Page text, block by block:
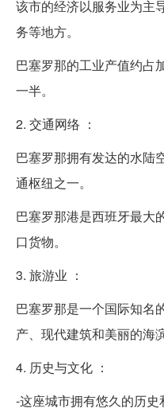
该市的经济以服务业为主
务等地方。
巴塞罗那的工业产值约占
一半。
2. 交通网络 ：
巴塞罗那拥有发达的水陆
通枢纽之一。
巴塞罗那港是西班牙最大
口货物。
3. 旅游业 ：
巴塞罗那是一个国际知名
产、现代建筑和美丽的海
4. 历史与文化 ：
-这座城市拥有悠久的历